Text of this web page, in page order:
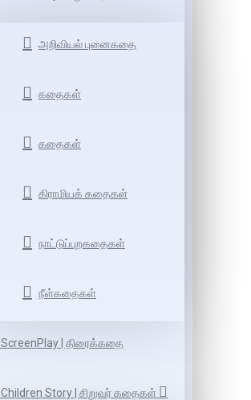
அறிவியல் புனைகதை
கதைகள்
கதைகள்
கிராமியக் கதைகள்
நாட்டுப்புறகதைகள்
நீள்கதைகள்
ScreenPlay | திரைக்கதை
Children Story | சிறுவர் கதைகள்